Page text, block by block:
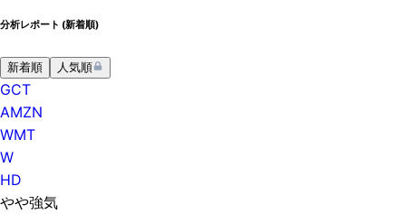
分析レポート (新着順)
新着順 人気順
GCT
AMZN
WMT
W
HD
やや強気